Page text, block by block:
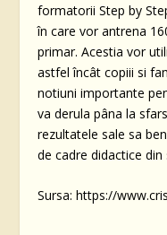
formatorii Step by
în care vor antrena
primar. Acestia vor
astfel încât copiii si
notiuni importante
va derula pâna la
rezultatele sale sa
de cadre didactice
Sursa: https://